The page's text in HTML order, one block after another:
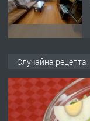
Случайна рецепта